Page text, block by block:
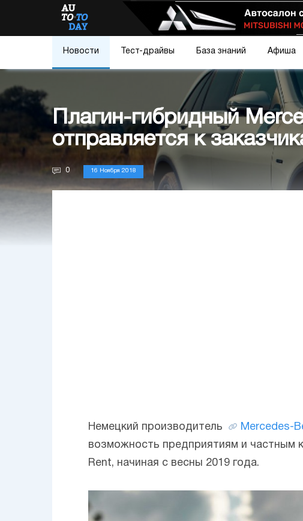
Новости Тест-драйвы База знаний Афиша
Плагин-гибридный
отправляется к
0 16 Ноября 2018
Немецкий производитель Mercedes-
возможность предприятиям и частным
Rent, начиная с весны 2019 года.